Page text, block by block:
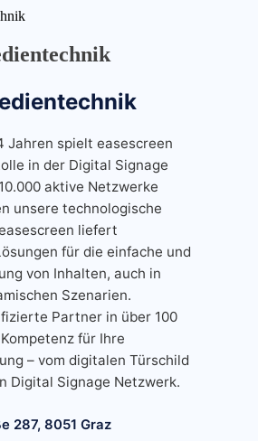
Jahren spielt easescreen
in der Digital Signage
aktive Netzwerke
unsere technologische
liefert
für die einfache und
von Inhalten, auch in
Szenarien.
Partner in über 100
für Ihre
– vom digitalen Türschild
Digital Signage Netzwerk.
287, 8051 Graz